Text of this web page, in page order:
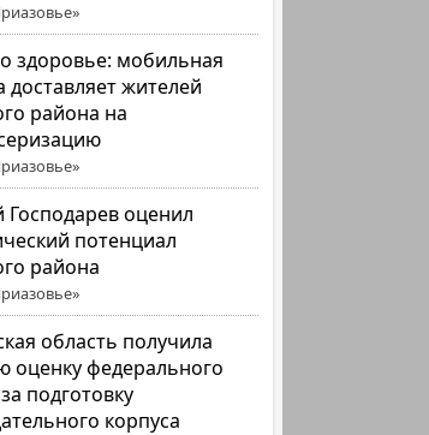
здоровье: мобильная
доставляет жителей
района на
Господарев оценил
потенциал
района
область получила
оценку федерального
подготовку
корпуса